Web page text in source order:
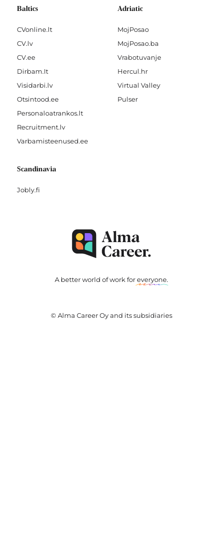
Baltics
CVonline.lt
CV.lv
CV.ee
Dirbam.It
Visidarbi.lv
Otsintood.ee
Personaloatrankos.lt
Recruitment.lv
Varbamisteenused.ee
Adriatic
MojPosao
MojPosao.ba
Vrabotuvanje
Hercul.hr
Virtual Valley
Pulser
Scandinavia
Jobly.fi
A better world of work foreveryone.
© Alma Career Oy and its subsidiaries